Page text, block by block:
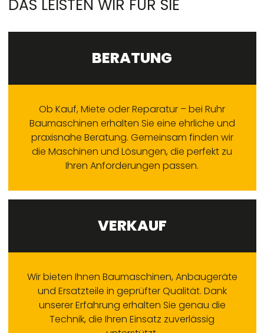
DAS LEISTEN WIR FÜR SIE
BERATUNG
Ob Kauf, Miete oder Reparatur – bei Ruhr
Baumaschinen erhalten Sie eine ehrliche und
praxisnahe Beratung. Gemeinsam finden wir
die Maschinen und Lösungen, die perfekt zu
Ihren Anforderungen passen.
VERKAUF
Wir bieten Ihnen Baumaschinen, Anbaugeräte
und Ersatzteile in geprüfter Qualität. Dank
unserer Erfahrung erhalten Sie genau die
Technik, die Ihren Einsatz zuverlässig